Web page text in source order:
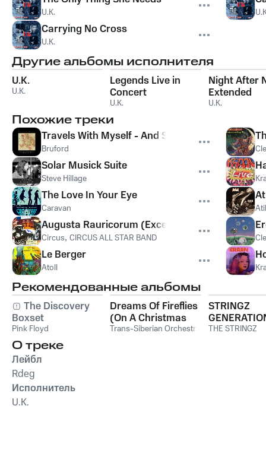
U.K.
Carrying No Cross
U.K.
Другие альбомы исполнителя
U.K.
U.K.
Legends Live in
Concert
U.K.
Night After
Extended
U.K.
Похожие треки
Travels With Myself - And Someone Else
Bruford
Solar Musick Suite
Steve Hillage
The Love In Your Eye
Caravan
Augusta Rauricorum (Excerpt)
Circus, CIRCUS ALL STAR BAND
Le Berger
Atoll
Рекомендованные альбомы
The Discovery
Boxset
Pink Floyd
Dreams Of Fireflies
(On A Christmas
Night)
Trans-Siberian Orchestra
STRINGZ
THE STRINGZ
О треке
Лейбл
Rdeg
Исполнитель
U.K.